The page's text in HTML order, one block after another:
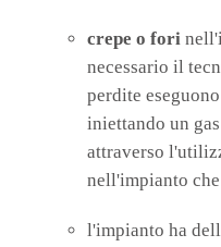
crepe o fori
necessario il
perdite
iniettando un
attraverso
nell'impianto
l'impianto ha